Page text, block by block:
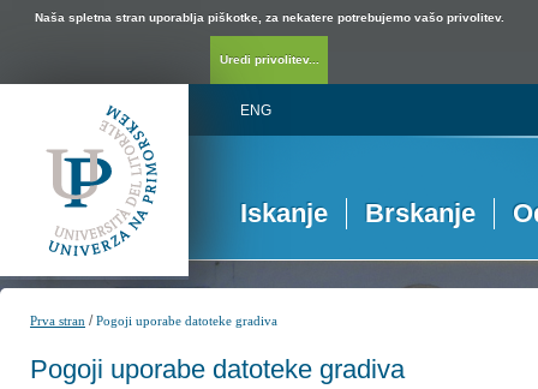
Naša spletna stran uporablja piškotke, za nekatere potrebujemo vašo privolitev.
Uredi privolitev...
ENG
Iskanje Brskanje
Prva stran /Pogoji uporabe datoteke gradiva
Pogoji uporabe datoteke gradiva